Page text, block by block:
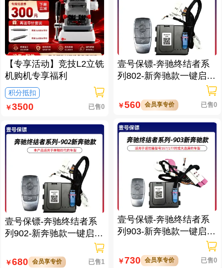
【专享活动】竞技L2立铣
机购机专享福利
积分抵扣
￥3500 已售0
壹号保镖-奔驰终结者系
列902-新奔驰款一键启动
￥680 会员享专价 已售1
壹号保镖-奔驰终结者系
列802-新奔驰款一键启动
￥560 会员享专价 已售0
壹号保镖-奔驰终结者系
列903-新奔驰款一键启动
￥730 会员享专价 已售0